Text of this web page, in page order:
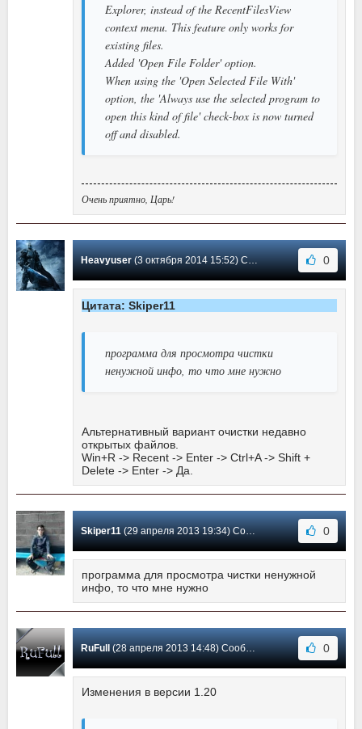
Explorer, instead of the RecentFilesView
context menu. This feature only works for
existing files.
Added 'Open File Folder' option.
When using the 'Open Selected File With'
option, the 'Always use the selected program to
open this kind of file' check-box is now turned
off and disabled.
Очень приятно, Царь!
Heavyuser(3 октября 2014 15:52) Сообщение #1 0
Цитата: Skiper11
программа для просмотра чистки
ненужной инфо, то что мне нужно
Альтернативный вариант очистки недавно
открытых файлов.
Win+R -> Recent -> Enter -> Ctrl+A -> Shift +
Delete -> Enter -> Да.
Skiper11(29 апреля 2013 19:34) Сообщение #0 0
программа для просмотра чистки ненужной
инфо, то что мне нужно
RuFull(28 апреля 2013 14:48) Сообщение #-1 0
Изменения в версии 1.20